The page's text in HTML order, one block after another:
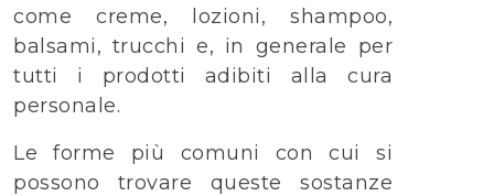
come creme, lozioni, shampoo,
balsami, trucchi e, in generale per
tutti i prodotti adibiti alla cura
personale.
Le forme più comuni con cui si
possono trovare queste sostanze